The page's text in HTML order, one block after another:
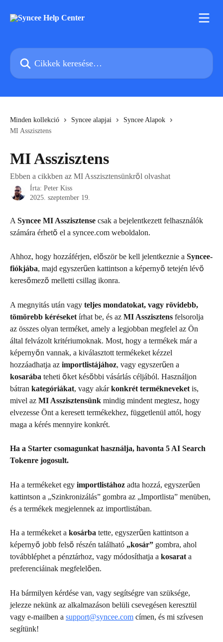
Cikkek keresése…
Minden kollekció Syncee alapjai
Syncee Alapok
MI Asszisztens
MI Asszisztens
Ebben a cikkben az MI Asszisztensünkről olvashat
Írta: Peter Kiss
2025. szeptember 19.
A Syncee MI Asszisztense csak a bejelentkezett felhasználók
számára érhető el a syncee.com weboldalon.
Ahhoz, hogy hozzáférjen, először be kell jelentkeznie a Syncee-
fiókjába, majd egyszerűen kattintson a képernyő tetején lévő
keresőmező melletti csillag ikonra.
A megnyitás után vagy teljes mondatokat, vagy rövidebb,
tömörebb kéréseket írhat be, és az MI Asszisztens felsorolja
az összes olyan terméket, amely a legjobban megfelel az Ön
által felvázolt kritériumoknak. Most, hogy a termékek már a
képernyőn vannak, a kiválasztott termékeket kézzel
hozzáadhatja az importlistájához, vagy egyszerűen a
kosarába teheti őket későbbi vásárlás céljából. Használjon
bátran kategóriákat, vagy akár konkrét termékneveket is,
mivel az MI Asszisztensünk mindig mindent megtesz, hogy
elvezesse Önt a keresett termékekhez, függetlenül attól, hogy
maga a kérés mennyire konkrét.
Ha a Starter csomagunkat használja, havonta 5 AI Search
Tokenre jogosult.
Ha a termékeket egy importlistához adta hozzá, egyszerűen
kattintson a „Szinkronizálás” gombra az „Importlista” menüben,
és a termékek megjelennek az importlistában.
Ha a termékeket a kosárba tette, egyszerűen kattintson a
képernyő jobb felső részén található „kosár” gombra, ahol
továbbléphet a pénztárhoz, vagy módosíthatja a kosarat a
preferenciáinak megfelelően.
Ha bármilyen kérdése van, vagy segítségre van szüksége,
jelezze nekünk az alkalmazáson belüli csevegésen keresztül
vagy e-mailben a support@syncee.com címen, és mi szívesen
segítünk!